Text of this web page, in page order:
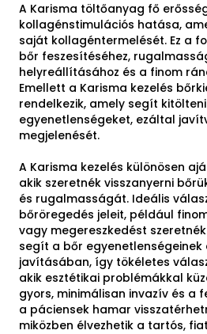
A Karisma töltőanyag fő
kollagénstimulációs hatása,
saját kollagéntermelését. Ez a
bőr feszesítéséhez,
helyreállításához és a finom
Emellett a Karisma kezelés
rendelkezik, amely segít
egyenetlenségeket, ezáltal
megjelenését.
A Karisma kezelés különösen
akik szeretnék visszanyerni
és rugalmasságát. Ideális
bőröregedés jeleit, például
vagy megereszkedést szeretnék
segít a bőr egyenetlenségeinek
javításában, így tökéletes
akik esztétikai problémákkal
gyors, minimálisan invazív és a
a páciensek hamar
miközben élvezhetik a tartós,